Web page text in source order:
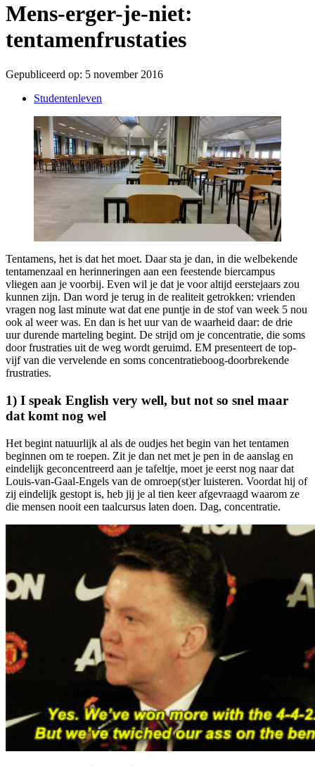
Mens-erger-je-niet:
tentamenfrustaties
Gepubliceerd op: 5 november 2016
Studentenleven
Tentamens, het is dat het moet. Daar sta je dan, in die welbekende
tentamenzaal en herinneringen aan een feestende biercampus
vliegen aan je voorbij. Even wil je dat je voor altijd eerstejaars zou
kunnen zijn. Dan word je terug in de realiteit getrokken: vrienden
vragen nog last minute wat dat ene puntje in de stof van week 5 nou
ook al weer was. En dan is het uur van de waarheid daar: de drie
uur durende marteling begint. De strijd om je concentratie, die soms
door frustraties uit de weg wordt geruimd. EM presenteert de top-
vijf van die vervelende en soms concentratieboog-doorbrekende
frustraties.
1) I speak English very well, but not so snel maar
dat komt nog wel
Het begint natuurlijk al als de oudjes het begin van het tentamen
beginnen om te roepen. Zit je dan net met je pen in de aanslag en
eindelijk geconcentreerd aan je tafeltje, moet je eerst nog naar dat
Louis-van-Gaal-Engels van de omroep(st)er luisteren. Voordat hij of
zij eindelijk gestopt is, heb jij je al tien keer afgevraagd waarom ze
die mensen nooit een taalcursus laten doen. Dag, concentratie.